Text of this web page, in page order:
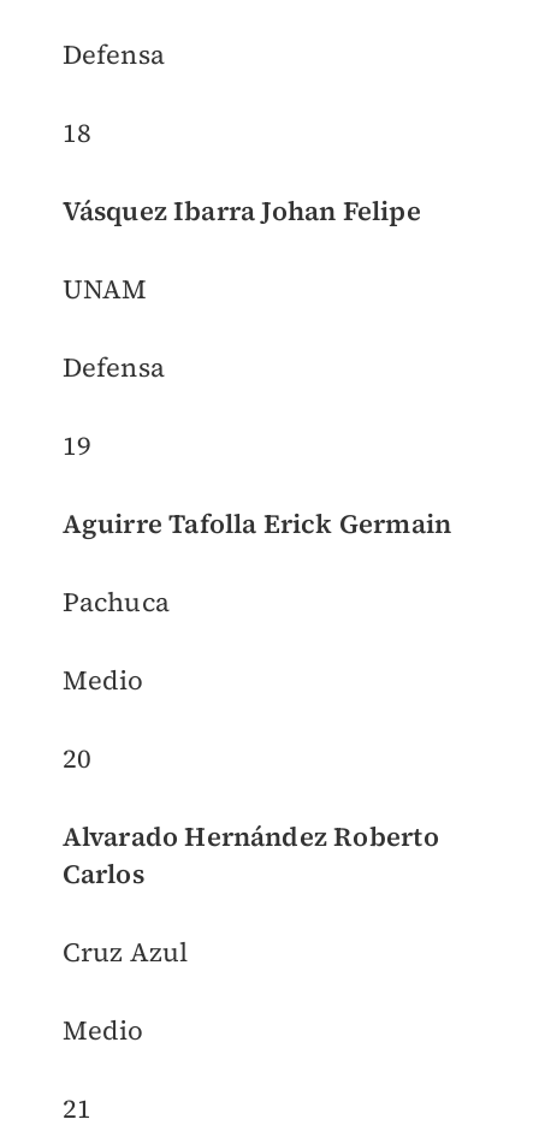
Defensa
18
Vásquez Ibarra Johan Felipe
UNAM
Defensa
19
Aguirre Tafolla Erick Germain
Pachuca
Medio
20
Alvarado Hernández Roberto
Carlos
Cruz Azul
Medio
21